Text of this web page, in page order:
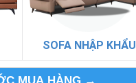
SOFA NHẬP KHẨU
MUA HÀNG →